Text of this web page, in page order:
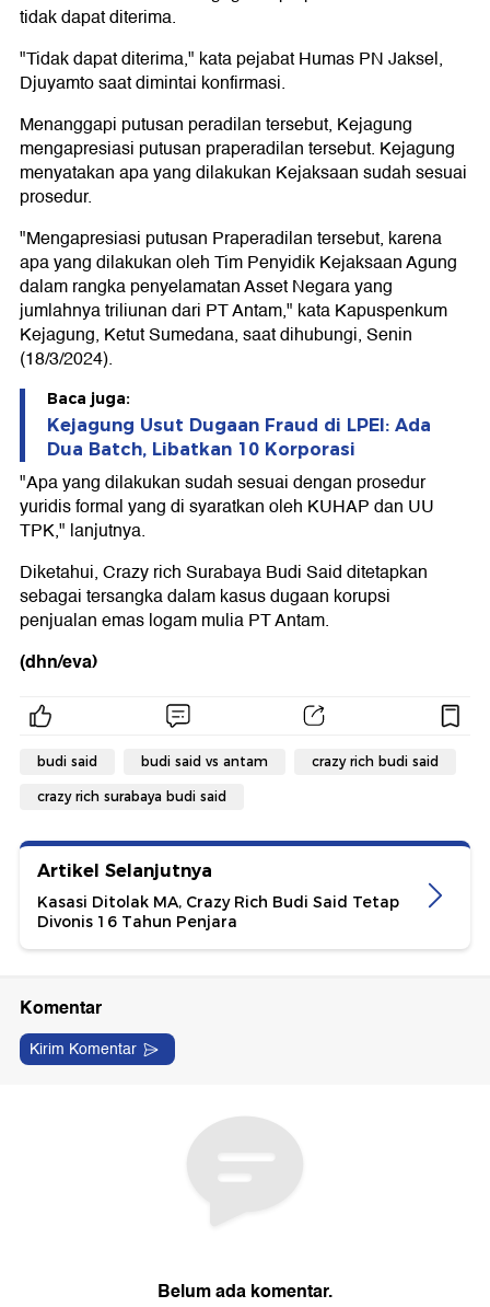
tidak dapat diterima.
"Tidak dapat diterima," kata pejabat Humas PN Jaksel,
Djuyamto saat dimintai konfirmasi.
Menanggapi putusan peradilan tersebut, Kejagung
mengapresiasi putusan praperadilan tersebut. Kejagung
menyatakan apa yang dilakukan Kejaksaan sudah sesuai
prosedur.
"Mengapresiasi putusan Praperadilan tersebut, karena
apa yang dilakukan oleh Tim Penyidik Kejaksaan Agung
dalam rangka penyelamatan Asset Negara yang
jumlahnya triliunan dari PT Antam," kata Kapuspenkum
Kejagung, Ketut Sumedana, saat dihubungi, Senin
(18/3/2024).
Baca juga:
Kejagung Usut Dugaan Fraud di LPEI: Ada
Dua Batch, Libatkan 10 Korporasi
"Apa yang dilakukan sudah sesuai dengan prosedur
yuridis formal yang di syaratkan oleh KUHAP dan UU
TPK," lanjutnya.
Diketahui, Crazy rich Surabaya Budi Said ditetapkan
sebagai tersangka dalam kasus dugaan korupsi
penjualan emas logam mulia PT Antam.
(dhn/eva)
budi said budi said vs antam crazy rich budi said
crazy rich surabaya budi said
Artikel Selanjutnya
Kasasi Ditolak MA, Crazy Rich Budi Said Tetap
Divonis 16 Tahun Penjara